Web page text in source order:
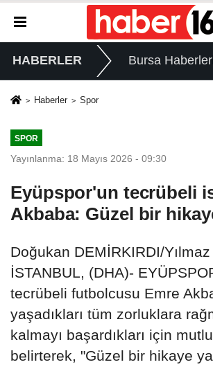
HABERLER Bursa
Haberler Spor
SPOR
Yayınlanma: 18 Mayıs 2026 - 09:30
Eyüpspor'un tecrübeli
Akbaba: Güzel bir
Doğukan DEMİRKIRDI/
İSTANBUL, (DHA)-
tecrübeli futbolcusu Emre
yaşadıkları tüm zorluklara
kalmayı başardıkları için
belirterek, "Güzel bir hikaye